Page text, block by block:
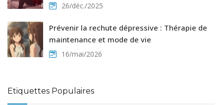
26/déc./2025
Prévenir la rechute dépressive : Thérapie de
maintenance et mode de vie
16/mai/2026
Etiquettes Populaires